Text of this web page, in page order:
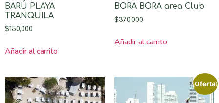
BARÚ PLAYA
TRANQUILA
$150,000
Añadir al carrito
BORA BORA area Club
$370,000
Añadir al carrito
¡Oferta!